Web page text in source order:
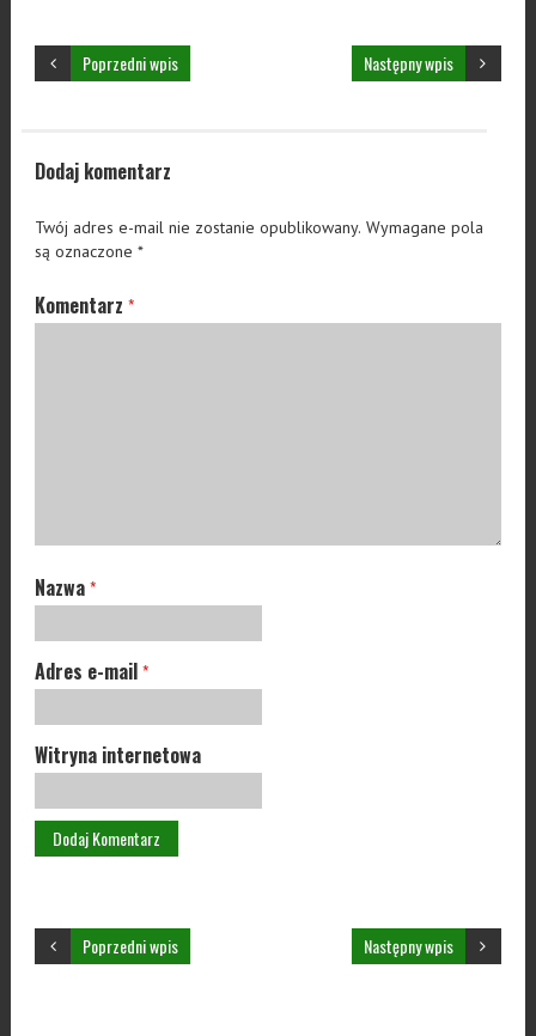
Następny wpis
Poprzedni wpis
Dodaj komentarz
Twój adres e-mail nie zostanie opublikowany. Wymagane pola
są oznaczone*
Komentarz*
Nazwa*
Adres e-mail*
Witryna internetowa
Następny wpis
Poprzedni wpis